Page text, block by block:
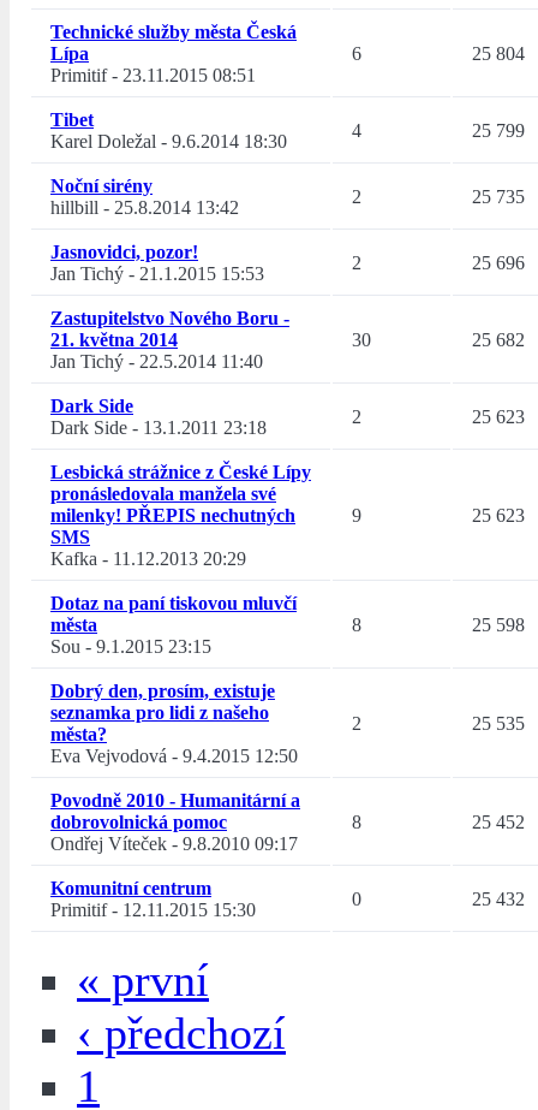
Technické služby města Česká
Lípa
Primitif- 23.11.2015 08:51
6 25 804
Tibet
Karel Doležal - 9.6.2014 18:30
4 25 799
Noční sirény
hillbill - 25.8.2014 13:42
2 25 735
Jasnovidci, pozor!
Jan Tichý - 21.1.2015 15:53
2 25 696
Zastupitelstvo Nového Boru -
21. května 2014
Jan Tichý - 22.5.2014 11:40
30 25 682
Dark Side
Dark Side - 13.1.2011 23:18
2 25 623
Lesbická strážnice z České Lípy
pronásledovala manžela své
milenky! PŘEPIS nechutných
SMS
Kafka - 11.12.2013 20:29
9 25 623
Dotaz na paní tiskovou mluvčí
města
Sou - 9.1.2015 23:15
8 25 598
Dobrý den, prosím, existuje
seznamka pro lidi z našeho
města?
Eva Vejvodová - 9.4.2015 12:50
2 25 535
Povodně 2010 - Humanitární a
dobrovolnická pomoc
Ondřej Víteček - 9.8.2010 09:17
8 25 452
Komunitní centrum
Primitif- 12.11.2015 15:30
0 25 432
« první
‹ předchozí
1